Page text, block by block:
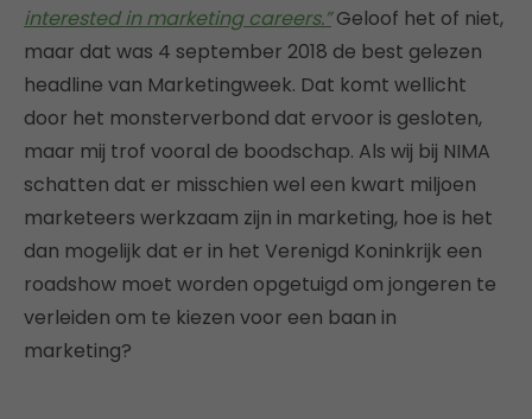
interested in marketing careers.”Geloof het of niet,
maar dat was 4 september 2018 de best gelezen
headline van Marketingweek. Dat komt wellicht
door het monsterverbond dat ervoor is gesloten,
maar mij trof vooral de boodschap. Als wij bij NIMA
schatten dat er misschien wel een kwart miljoen
marketeers werkzaam zijn in marketing, hoe is het
dan mogelijk dat er in het Verenigd Koninkrijk een
roadshow moet worden opgetuigd om jongeren te
verleiden om te kiezen voor een baan in
marketing?